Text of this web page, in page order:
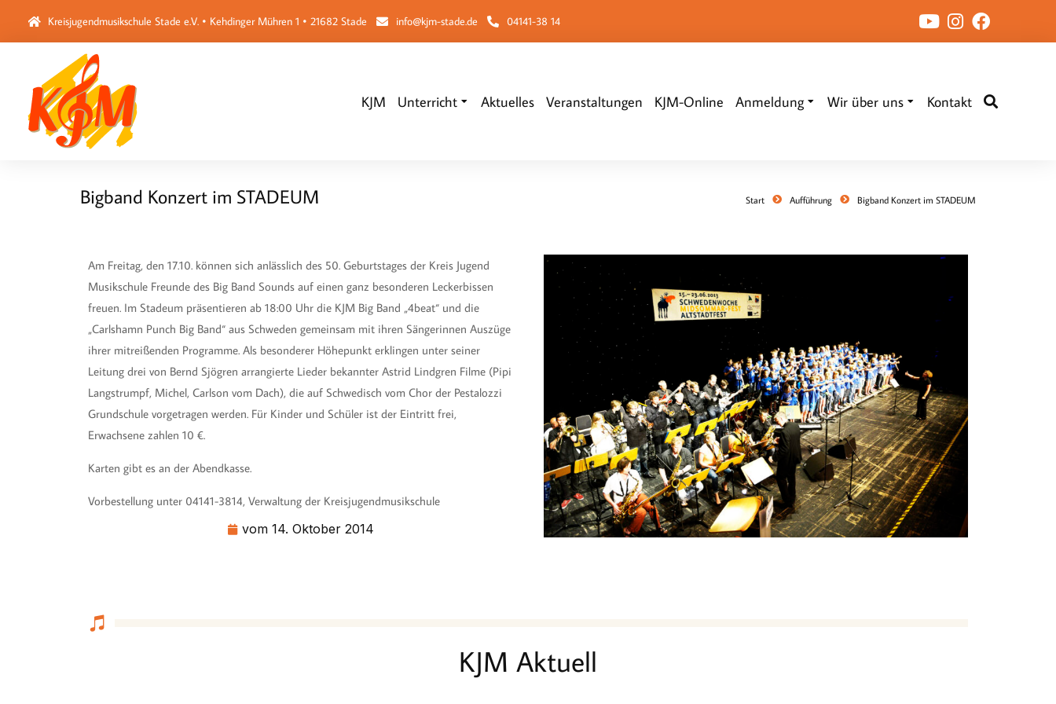
Kreisjugendmusikschule Stade e.V. • Kehdinger Mühren 1 • 21682 Stade info@kjm-stade.de 04141-38 14
KJM Unterricht Aktuelles Veranstaltungen KJM-Online Anmeldung Wir über uns Kontakt
Bigband Konzert im STADEUM Start Aufführung Bigband Konzert im STADEUM
Am Freitag, den 17.10. können sich anlässlich des 50. Geburtstages der Kreis Jugend
Musikschule Freunde des Big Band Sounds auf einen ganz besonderen Leckerbissen
freuen. Im Stadeum präsentieren ab 18:00 Uhr die KJM Big Band „4beat“ und die
„Carlshamn Punch Big Band“ aus Schweden gemeinsam mit ihren Sängerinnen Auszüge
ihrer mitreißenden Programme. Als besonderer Höhepunkt erklingen unter seiner
Leitung drei von Bernd Sjögren arrangierte Lieder bekannter Astrid Lindgren Filme (Pipi
Langstrumpf, Michel, Carlson vom Dach), die auf Schwedisch vom Chor der Pestalozzi
Grundschule vorgetragen werden. Für Kinder und Schüler ist der Eintritt frei,
Erwachsene zahlen 10 €.
Karten gibt es an der Abendkasse.
Vorbestellung unter 04141-3814, Verwaltung der Kreisjugendmusikschule
vom 14. Oktober 2014
KJM Aktuell